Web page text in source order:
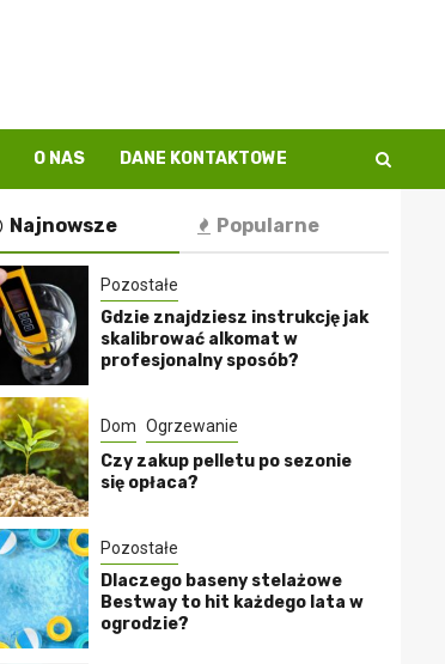
O NAS DANE KONTAKTOWE
Najnowsze Popularne
Pozostałe
Gdzie znajdziesz instrukcję jak
skalibrować alkomat w
profesjonalny sposób?
Dom Ogrzewanie
Czy zakup pelletu po sezonie
się opłaca?
Pozostałe
Dlaczego baseny stelażowe
Bestway to hit każdego lata w
ogrodzie?